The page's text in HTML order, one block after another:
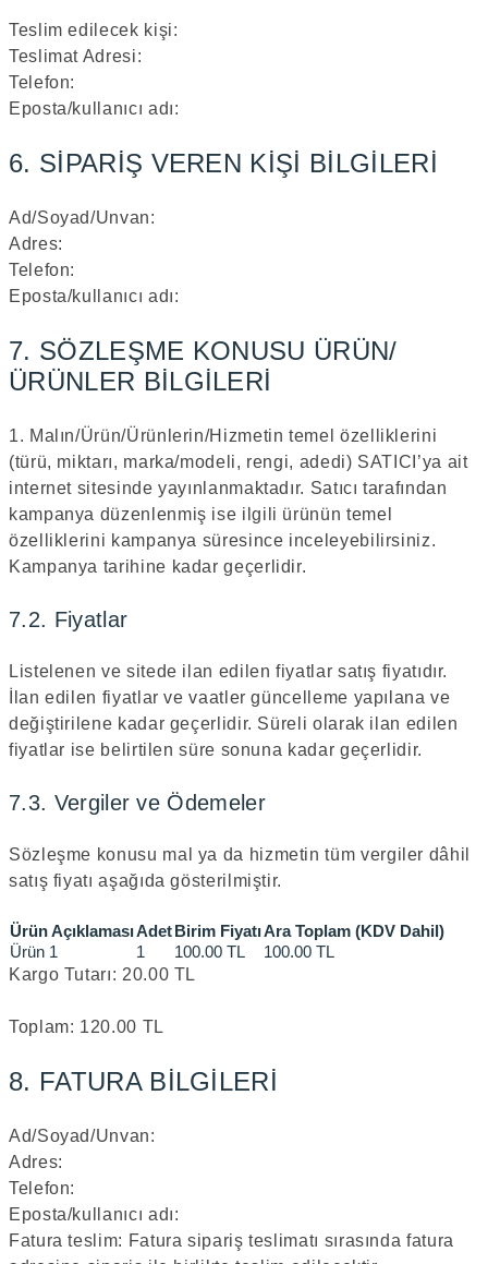
Teslim edilecek kişi:
Teslimat Adresi:
Telefon:
Eposta/kullanıcı adı:
6. SİPARİŞ VEREN KİŞİ BİLGİLERİ
Ad/Soyad/Unvan:
Adres:
Telefon:
Eposta/kullanıcı adı:
7. SÖZLEŞME KONUSU ÜRÜN/
ÜRÜNLER BİLGİLERİ
1. Malın/Ürün/Ürünlerin/Hizmetin temel özelliklerini
(türü, miktarı, marka/modeli, rengi, adedi) SATICI’ya ait
internet sitesinde yayınlanmaktadır. Satıcı tarafından
kampanya düzenlenmiş ise ilgili ürünün temel
özelliklerini kampanya süresince inceleyebilirsiniz.
Kampanya tarihine kadar geçerlidir.
7.2. Fiyatlar
Listelenen ve sitede ilan edilen fiyatlar satış fiyatıdır.
İlan edilen fiyatlar ve vaatler güncelleme yapılana ve
değiştirilene kadar geçerlidir. Süreli olarak ilan edilen
fiyatlar ise belirtilen süre sonuna kadar geçerlidir.
7.3. Vergiler ve Ödemeler
Sözleşme konusu mal ya da hizmetin tüm vergiler dâhil
satış fiyatı aşağıda gösterilmiştir.
Ürün AçıklamasıAdetBirim FiyatıAra Toplam (KDV Dahil)
Ürün 1
1 100.00 TL
100.00 TL
Kargo Tutarı: 20.00 TL
Toplam: 120.00 TL
8. FATURA BİLGİLERİ
Ad/Soyad/Unvan:
Adres:
Telefon:
Eposta/kullanıcı adı:
Fatura teslim: Fatura sipariş teslimatı sırasında fatura